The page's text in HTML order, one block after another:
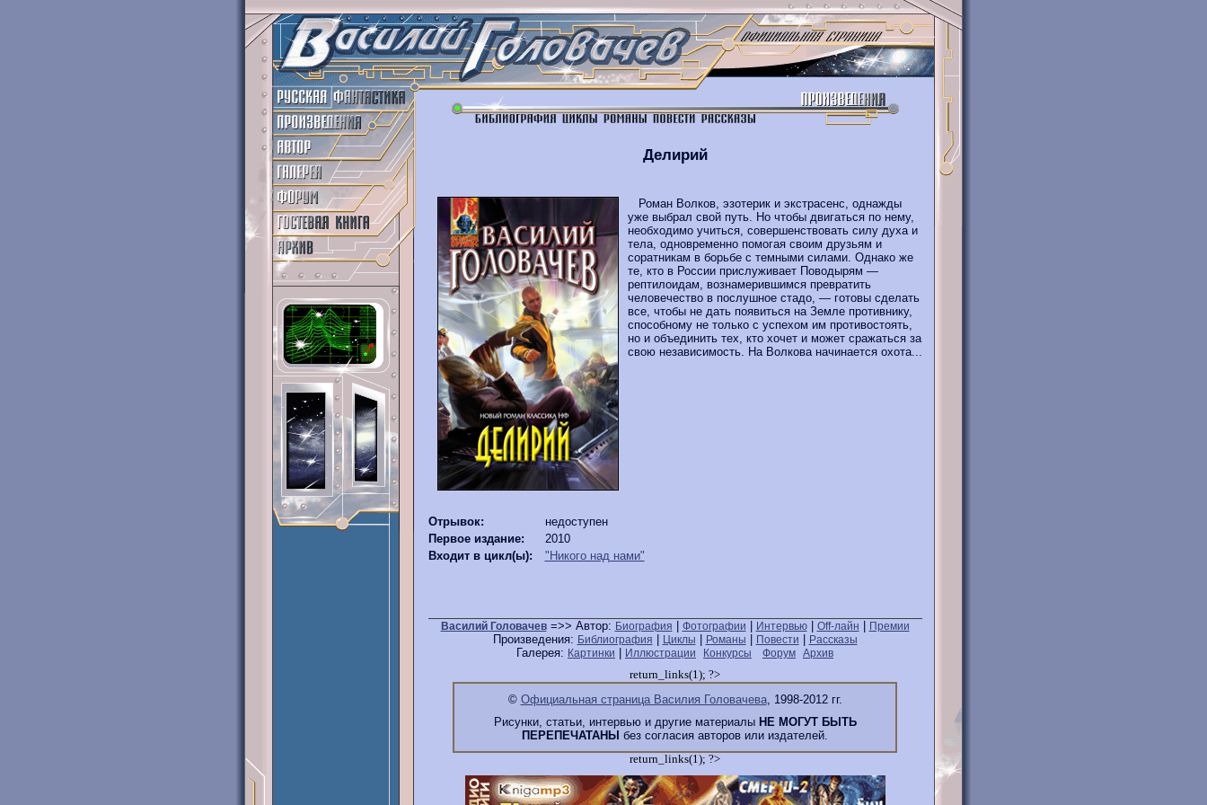
Делирий
Роман Волков, эзотерик и экстрасенс, однажды
уже выбрал свой путь. Но чтобы двигаться по нему,
необходимо учиться, совершенствовать силу духа и
тела, одновременно помогая своим друзьям и
соратникам в борьбе с темными силами. Однако же
те, кто в России прислуживает Поводырям —
рептилоидам, вознамерившимся превратить
человечество в послушное стадо, — готовы сделать
все, чтобы не дать появиться на Земле противнику,
способному не только с успехом им противостоять,
но и объединить тех, кто хочет и может сражаться за
свою независимость. На Волкова начинается охота...
Отрывок:
недоступен
Первое издание:
2010
Входит в цикл(ы):
"Никого над нами"
Василий Головачев=>> Автор: Биография Фотографии Интервью| Off-лайн Премии
Произведения: Библиография Циклы Романы Повести Рассказы
Галерея: Картинки Иллюстрации Конкурсы Форум Архив
return_links(1); ?>
© Официальная страница Василия Головачева, 1998-2012 гг.
Рисунки, статьи, интервью и другие материалы НЕ МОГУТ БЫТЬ
ПЕРЕПЕЧАТАНЫ без согласия авторов или издателей.
return_links(1); ?>